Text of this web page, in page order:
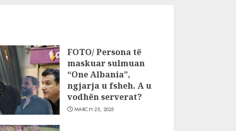
FOTO/ Persona të
maskuar sulmuan
“One Albania”,
ngjarja u fsheh. A u
vodhën serverat?
MARCH 25, 2025